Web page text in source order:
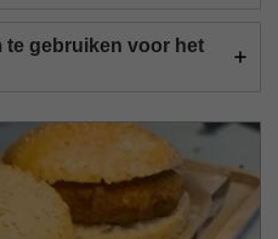
te gebruiken voor het